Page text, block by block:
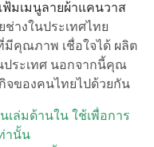
ฟ้มเมนูลายผ้าแคนวาส
างในประเทศไทย
มีคุณภาพ เชื่อใจได้ ผลิต
ประเทศ นอกจากนี้คุณ
จของคนไทยไปด้วยกัน
ล่มด้านใน ใช้เพื่อการ
านั้น